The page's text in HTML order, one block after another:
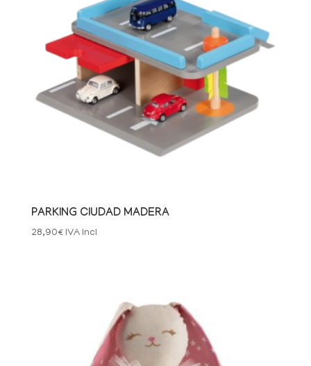
PARKING CIUDAD MADERA
28,90€ IVA Incl